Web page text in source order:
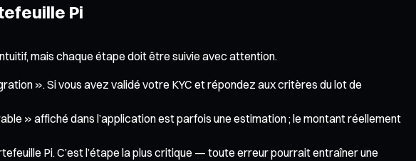
Pi
mais chaque étape doit être suivie avec attention.
». Si vous avez validé votre KYC et répondez aux critères du lot de
» affiché dans l’application est parfois une estimation ; le montant réellement
Pi. C’est l’étape la plus critique — toute erreur pourrait entraîner une